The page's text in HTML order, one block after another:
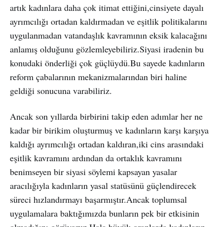
artık kadınlara daha çok itimat ettiğini,cinsiyete dayalı
ayrımcılığı ortadan kaldırmadan ve eşitlik politikalarını
uygulanmadan vatandaşlık kavramının eksik kalacağını
anlamış olduğunu gözlemleyebiliriz.Siyasi iradenin bu
konudaki önderliği çok güçlüydü.Bu sayede kadınların
reform çabalarının mekanizmalarından biri haline
geldiği sonucuna varabiliriz.
Ancak son yıllarda birbirini takip eden adımlar her ne
kadar bir birikim oluşturmuş ve kadınların karşı karşıya
kaldığı ayrımcılığı ortadan kaldıran,iki cins arasındaki
eşitlik kavramını ardından da ortaklık kavramını
benimseyen bir siyasi söylemi kapsayan yasalar
aracılığıyla kadınların yasal statüsünü güçlendirecek
süreci hızlandırmayı başarmıştır.Ancak toplumsal
uygulamalara baktığımızda bunların pek bir etkisinin